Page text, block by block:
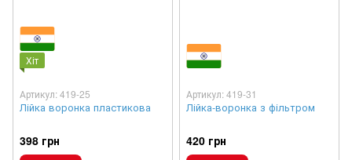
Хіт
Артикул: 419-25
Лійка воронка пластикова
398 грн
Артикул: 419-31
Лійка-воронка з фільтром
420 грн